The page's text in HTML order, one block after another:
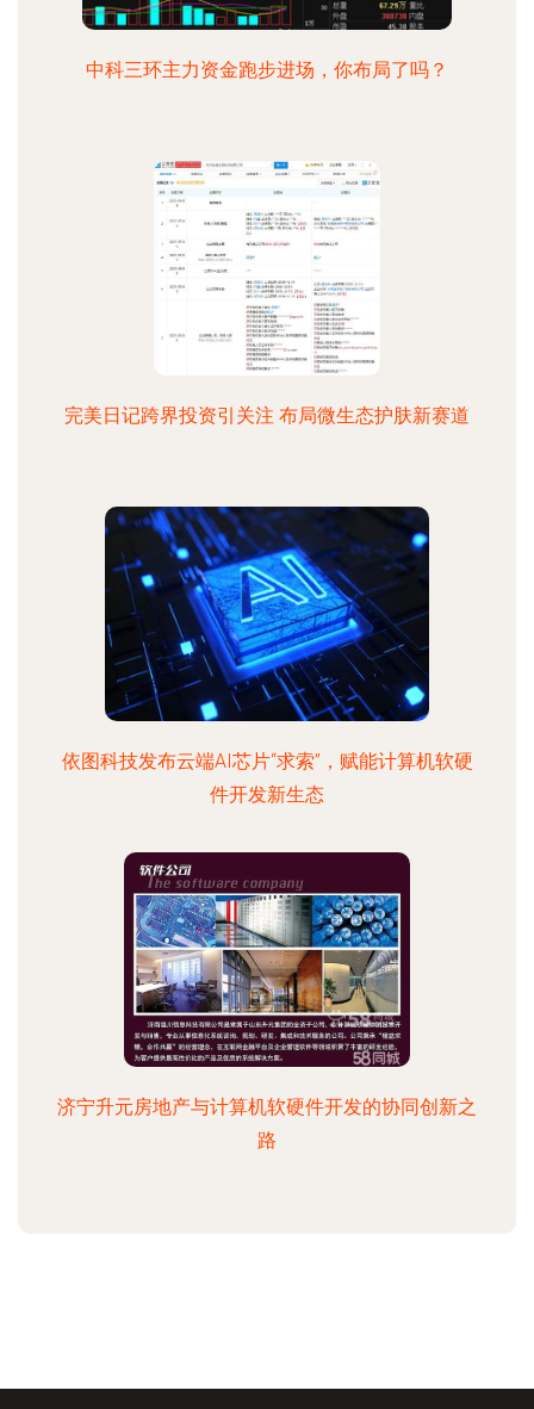
中科三环主力资金跑步进场，你布局了吗？
完美日记跨界投资引关注 布局微生态护肤新赛道
依图科技发布云端AI芯片“求索”，赋能计算机软硬
件开发新生态
济宁升元房地产与计算机软硬件开发的协同创新之
路